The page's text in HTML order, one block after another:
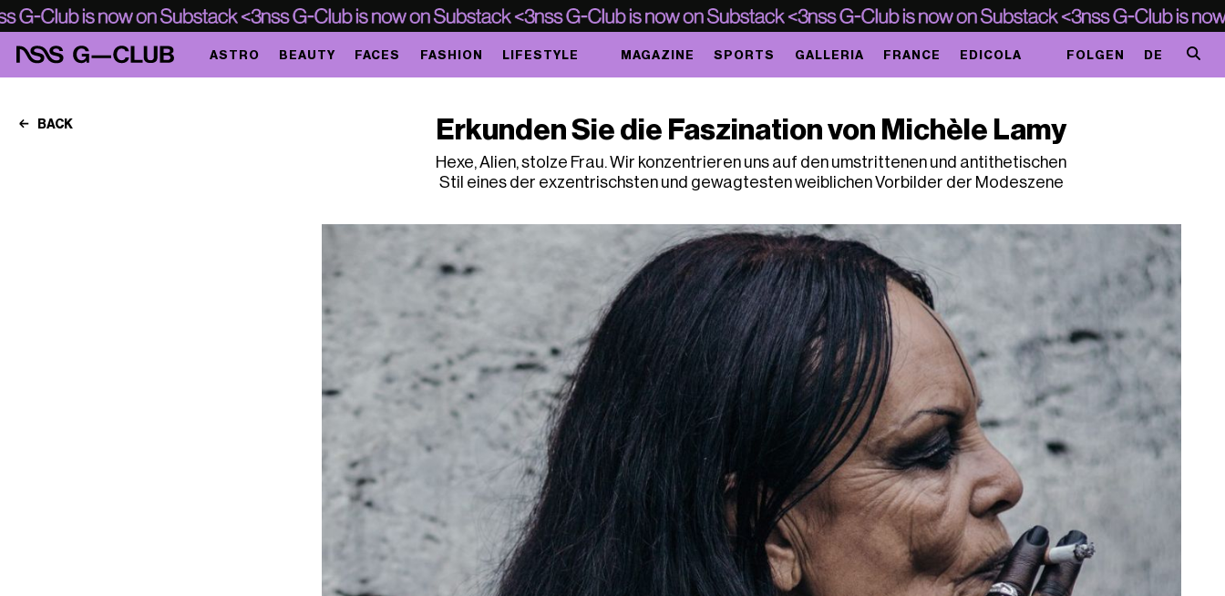
ASTRO BEAUTY FACES FASHION LIFESTYLE MAGAZINE SPORTS GALLERIA FRANCE EDICOLA FOLGEN DE
BACK Erkunden Sie die Faszination von Michèle Lamy
Hexe, Alien, stolze Frau. Wir konzentrieren uns auf den umstrittenen und antithetischen
Stil eines der exzentrischsten und gewagtesten weiblichen Vorbilder der Modeszene